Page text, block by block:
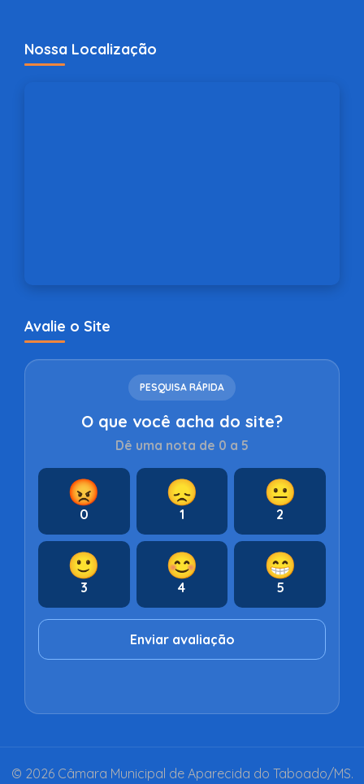
Nossa Localização
Avalie o Site
PESQUISA RÁPIDA
O que você acha do site?
Dê uma nota de 0 a 5
😡
0
😞
1
😐
2
🙂
3
😊
4
😁
5
Enviar avaliação
© 2026 Câmara Municipal de Aparecida do Taboado/MS.